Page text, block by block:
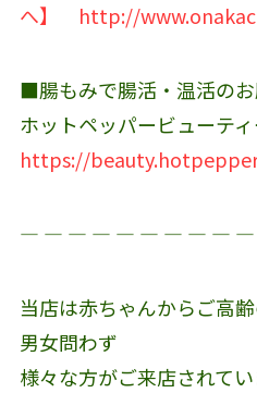
へ】
http://
■腸もみで腸活・温活の
ホットペッパービューティ
https://
― ― ― ― ― ― ― ― ―
当店は赤ちゃんからご高
男女問わず
様々な方がご来店されてい